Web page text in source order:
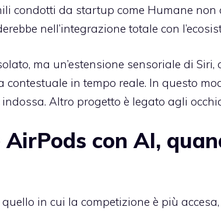
condotti da startup come Humane
nell’integrazione totale con
ma un’estensione sensoriale di Siri,
contestuale in tempo reale. In questo
Altro progetto è legato agli
con AI,
quello in cui la competizione è più